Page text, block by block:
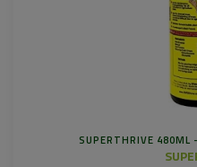
SUPERTHRIVE